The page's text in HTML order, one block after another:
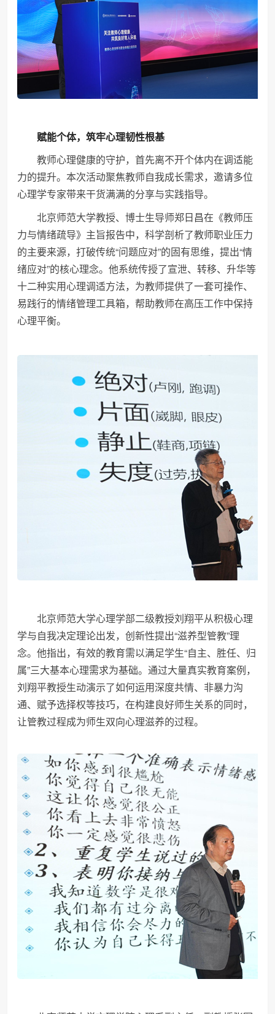
赋能个体，筑牢心理韧性根基
教师心理健康的守护，首先离不开个体内在调适能
力的提升。本次活动聚焦教师自我成长需求，邀请多位
心理学专家带来干货满满的分享与实践指导。
北京师范大学教授、博士生导师郑日昌在《教师压
力与情绪疏导》主旨报告中，科学剖析了教师职业压力
的主要来源，打破传统“问题应对”的固有思维，提出“情
绪应对”的核心理念。他系统传授了宣泄、转移、升华等
十二种实用心理调适方法，为教师提供了一套可操作、
易践行的情绪管理工具箱，帮助教师在高压工作中保持
心理平衡。
北京师范大学心理学部二级教授刘翔平从积极心理
学与自我决定理论出发，创新性提出“滋养型管教”理
念。他指出，有效的教育需以满足学生“自主、胜任、归
属”三大基本心理需求为基础。通过大量真实教育案例，
刘翔平教授生动演示了如何运用深度共情、非暴力沟
通、赋予选择权等技巧，在构建良好师生关系的同时，
让管教过程成为师生双向心理滋养的过程。